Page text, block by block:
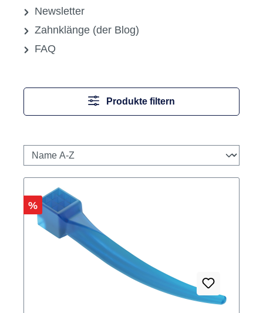
Newsletter
Zahnklänge (der Blog)
FAQ
Produkte filtern
Rabatt
%